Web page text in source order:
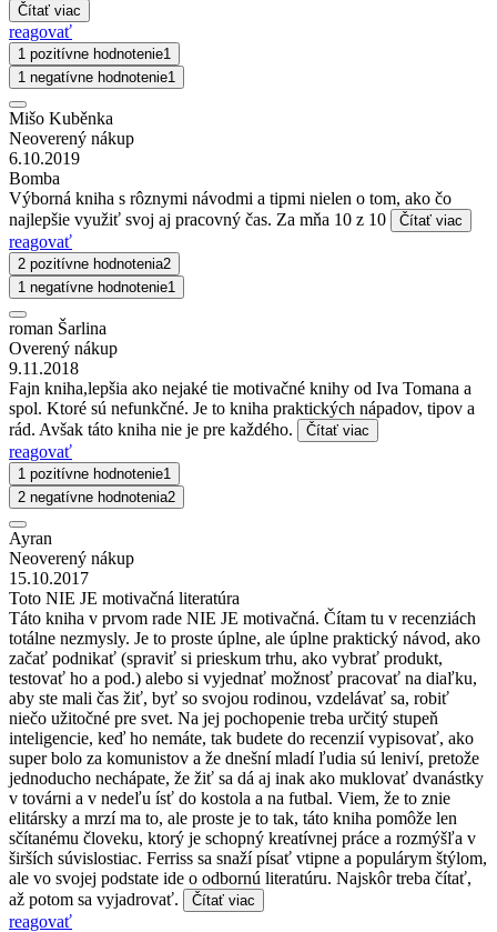
Čítať viac
reagovať
1 pozitívne hodnotenie1
1 negatívne hodnotenie1
Mišo Kuběnka
Neoverený nákup
6.10.2019
Bomba
Výborná kniha s rôznymi návodmi a tipmi nielen o tom, ako čo
najlepšie využiť svoj aj pracovný čas. Za mňa 10 z 10
Čítať viac
reagovať
2 pozitívne hodnotenia2
1 negatívne hodnotenie1
roman Šarlina
Overený nákup
9.11.2018
Fajn kniha,lepšia ako nejaké tie motivačné knihy od Iva Tomana a
spol. Ktoré sú nefunkčné. Je to kniha praktických nápadov, tipov a
rád. Avšak táto kniha nie je pre každého.
Čítať viac
reagovať
1 pozitívne hodnotenie1
2 negatívne hodnotenia2
Ayran
Neoverený nákup
15.10.2017
Toto NIE JE motivačná literatúra
Táto kniha v prvom rade NIE JE motivačná. Čítam tu v recenziách
totálne nezmysly. Je to proste úplne, ale úplne praktický návod, ako
začať podnikať (spraviť si prieskum trhu, ako vybrať produkt,
testovať ho a pod.) alebo si vyjednať možnosť pracovať na diaľku,
aby ste mali čas žiť, byť so svojou rodinou, vzdelávať sa, robiť
niečo užitočné pre svet. Na jej pochopenie treba určitý stupeň
inteligencie, keď ho nemáte, tak budete do recenzií vypisovať, ako
super bolo za komunistov a že dnešní mladí ľudia sú leniví, pretože
jednoducho nechápate, že žiť sa dá aj inak ako muklovať dvanástky
v továrni a v nedeľu ísť do kostola a na futbal. Viem, že to znie
elitársky a mrzí ma to, ale proste je to tak, táto kniha pomôže len
sčítanému človeku, ktorý je schopný kreatívnej práce a rozmýšľa v
širších súvislostiac. Ferriss sa snaží písať vtipne a populárym štýlom,
ale vo svojej podstate ide o odbornú literatúru. Najskôr treba čítať,
až potom sa vyjadrovať.
Čítať viac
reagovať